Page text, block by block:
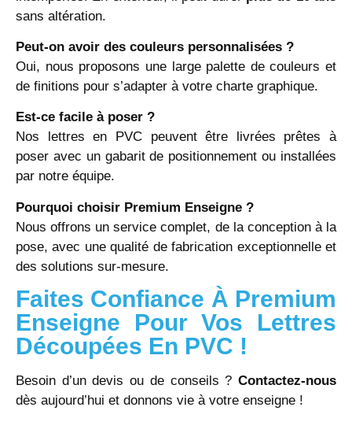
sans altération.
Peut-on avoir des couleurs personnalisées ?
Oui, nous proposons une large palette de couleurs et
de finitions pour s’adapter à votre charte graphique.
Est-ce facile à poser ?
Nos lettres en PVC peuvent être livrées prêtes à
poser avec un gabarit de positionnement ou installées
par notre équipe.
Pourquoi choisir Premium Enseigne ?
Nous offrons un service complet, de la conception à la
pose, avec une qualité de fabrication exceptionnelle et
des solutions sur-mesure.
Faites Confiance À Premium
Enseigne Pour Vos Lettres
Découpées En PVC !
Besoin d’un devis ou de conseils ? Contactez-nous
dès aujourd’hui et donnons vie à votre enseigne !